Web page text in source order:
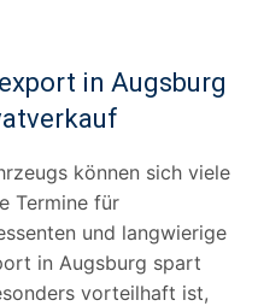
in Augsburg
können sich viele
Termine für
und langwierige
in Augsburg spart
vorteilhaft ist,